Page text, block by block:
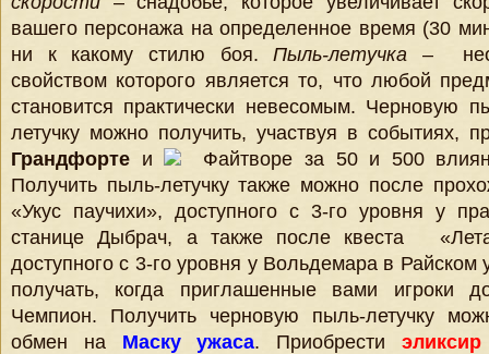
вашего персонажа на определенное время (30
ни к какому стилю боя.Пыль-летучка –
свойством которого является то, что любой
становится практически невесомым. Черновую
летучку можно получить, участвуя в событиях,
Грандфорте и
Файтворе за 50 и 500
Получить пыль-летучку также можно после
«Укус паучихи», доступного с 3-го уровня у
станице Дыбрач, а также после квеста
доступного с 3-го уровня у Вольдемара в Райском
получать, когда приглашенные вами игроки
Чемпион. Получить черновую пыль-летучку
обмен на Маску ужаса. Приобрести